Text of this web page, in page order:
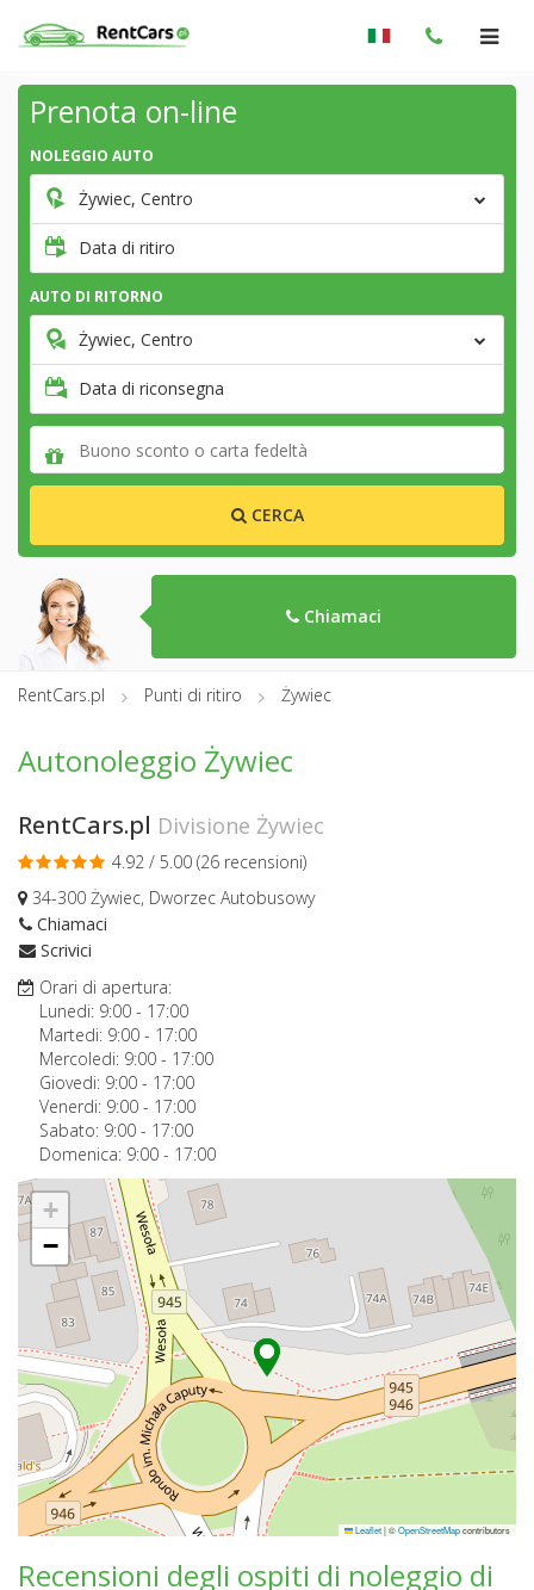
Prenota on-line
NOLEGGIO AUTO
Żywiec, Centro
Data di ritiro
AUTO DI RITORNO
Żywiec, Centro
Data di riconsegna
CERCA
Chiamaci
RentCars.pl Punti di ritiro Żywiec
Autonoleggio Żywiec
RentCars.pl Divisione Żywiec
4.92 / 5.00 (26 recensioni)
34-300 Żywiec, Dworzec Autobusowy
Chiamaci
Scrivici
Orari di apertura:
Lunedi: 9:00 - 17:00
Martedi: 9:00 - 17:00
Mercoledi: 9:00 - 17:00
Giovedi: 9:00 - 17:00
Venerdi: 9:00 - 17:00
Sabato: 9:00 - 17:00
Domenica: 9:00 - 17:00
+
−
Leaflet|©OpenStreetMapcontributors
Recensioni degli ospiti di noleggio di